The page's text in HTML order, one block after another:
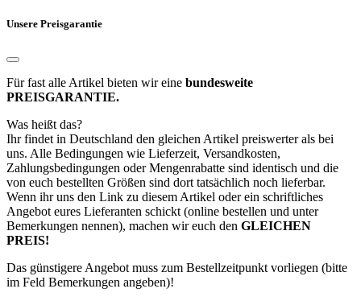
Unsere Preisgarantie
Für fast alle Artikel bieten wir eine bundesweite
PREISGARANTIE.
Was heißt das?
Ihr findet in Deutschland den gleichen Artikel preiswerter als bei
uns. Alle Bedingungen wie Lieferzeit, Versandkosten,
Zahlungsbedingungen oder Mengenrabatte sind identisch und die
von euch bestellten Größen sind dort tatsächlich noch lieferbar.
Wenn ihr uns den Link zu diesem Artikel oder ein schriftliches
Angebot eures Lieferanten schickt (online bestellen und unter
Bemerkungen nennen), machen wir euch den GLEICHEN
PREIS!
Das günstigere Angebot muss zum Bestellzeitpunkt vorliegen (bitte
im Feld Bemerkungen angeben)!